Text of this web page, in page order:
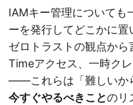
IAMキー管理についても
ーを発行してどこかに置
ゼロトラストの観点か
Timeアクセス、一時ク
——これらは「難しいか
今すぐやるべきことのリ